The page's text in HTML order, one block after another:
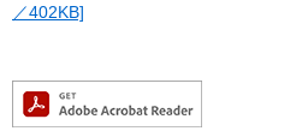
／402KB]